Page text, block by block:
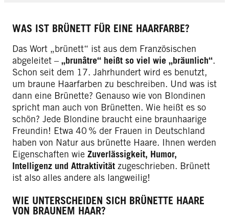
WAS IST BRÜNETT FÜR EINE HAARFARBE?
Das Wort „brünett“ ist aus dem Französischen
abgeleitet – „brunâtre“ heißt so viel wie „bräunlich“.
Schon seit dem 17. Jahrhundert wird es benutzt,
um braune Haarfarben zu beschreiben. Und was ist
dann eine Brünette? Genauso wie von Blondinen
spricht man auch von Brünetten. Wie heißt es so
schön? Jede Blondine braucht eine braunhaarige
Freundin! Etwa 40 % der Frauen in Deutschland
haben von Natur aus brünette Haare. Ihnen werden
Eigenschaften wie Zuverlässigkeit, Humor,
Intelligenz und Attraktivität zugeschrieben. Brünett
ist also alles andere als langweilig!
WIE UNTERSCHEIDEN SICH BRÜNETTE HAARE
VON BRAUNEM HAAR?